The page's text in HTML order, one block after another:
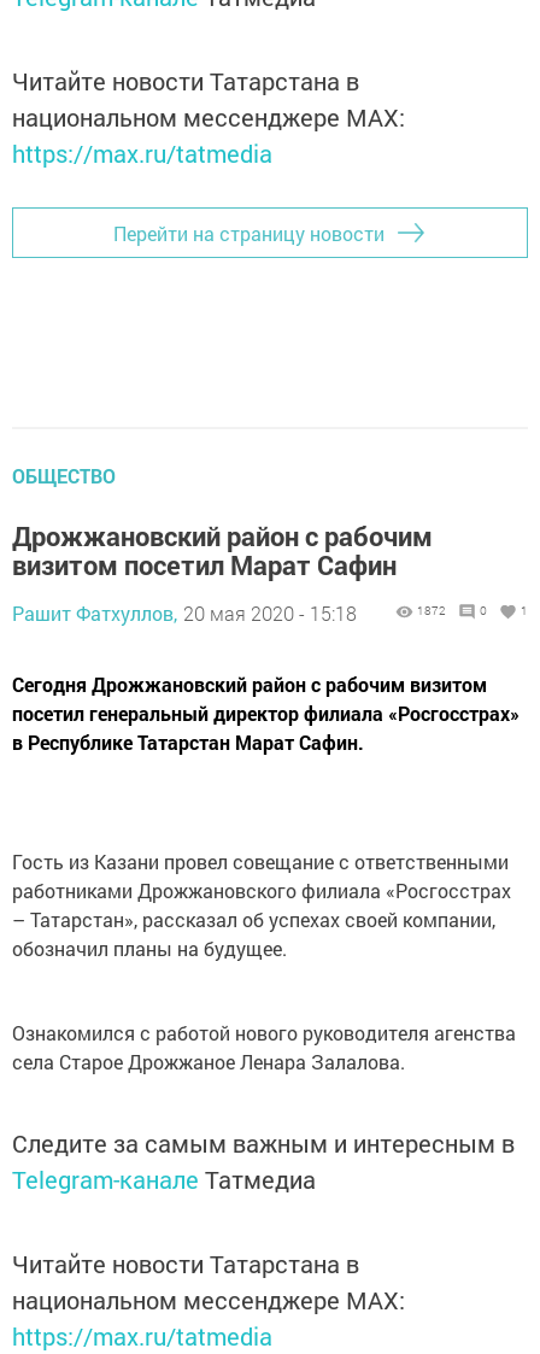
Читайте новости Татарстана в
национальном мессенджере MАХ:
https://max.ru/tatmedia
Перейти на страницу новости
ОБЩЕСТВО
Дрожжановский район с рабочим
визитом посетил Марат Сафин
Рашит Фатхуллов, 20 мая 2020 - 15:18 1872 0 1
Сегодня Дрожжановский район с рабочим визитом
посетил генеральный директор филиала «Росгосстрах»
в Республике Татарстан Марат Сафин.
Гость из Казани провел совещание с ответственными
работниками Дрожжановского филиала «Росгосстрах
– Татарстан», рассказал об успехах своей компании,
обозначил планы на будущее.
Ознакомился с работой нового руководителя агенства
села Старое Дрожжаное Ленара Залалова.
Следите за самым важным и интересным в
Telegram-канале Татмедиа
Читайте новости Татарстана в
национальном мессенджере MАХ:
https://max.ru/tatmedia